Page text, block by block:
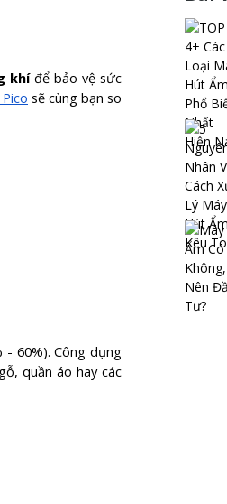
khíđể bảo vệ sức
sẽ cùng bạn so
60%). Công dụng
quần áo hay các